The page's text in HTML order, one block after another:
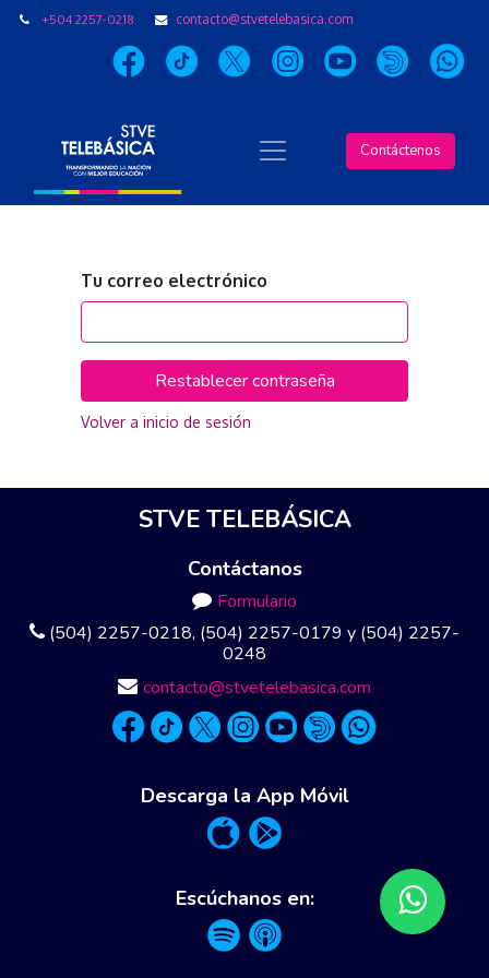
+504 2257-0218 contacto@stvetelebasica.com
Contáctenos
Tu correo electrónico
Restablecer contraseña
Volver a inicio de sesión
STVE TELEBÁSICA
Contáctanos
Formulario
(504) 2257-0218, (504) 2257-0179 y (504) 2257-
0248
contacto@stvetelebasica.com
Descarga la App Móvil
Escúchanos en: